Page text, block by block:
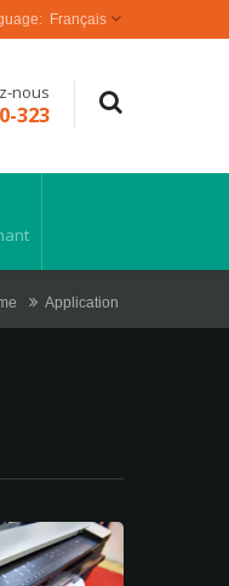
Français
nous
323
Application